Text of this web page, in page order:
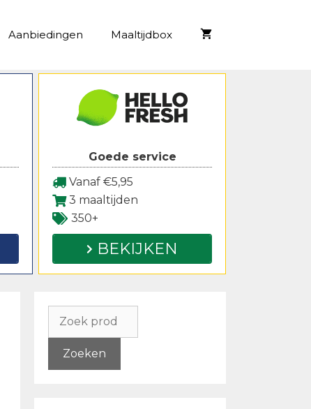
Aanbiedingen Maaltijdbox
Goede service
Vanaf €5,95
3 maaltijden
350+
BEKIJKEN
naar:
Zoeken